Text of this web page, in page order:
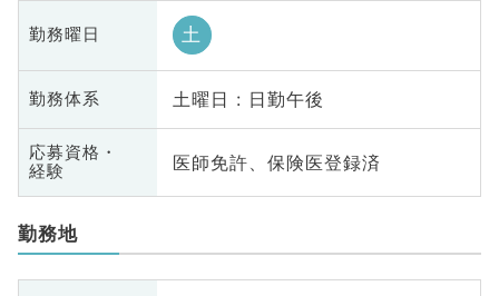
勤務曜日 土
勤務体系 土曜日 : 日勤午後
応募資格・
経験
医師免許、保険医登録済
勤務地